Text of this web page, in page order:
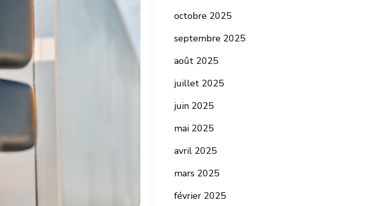
octobre 2025
septembre 2025
août 2025
juillet 2025
juin 2025
mai 2025
avril 2025
mars 2025
février 2025